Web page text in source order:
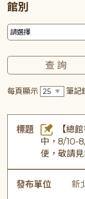
館別
每頁顯示 筆記
標題
【總
中，8/10-
便，敬請見
發布單位 新